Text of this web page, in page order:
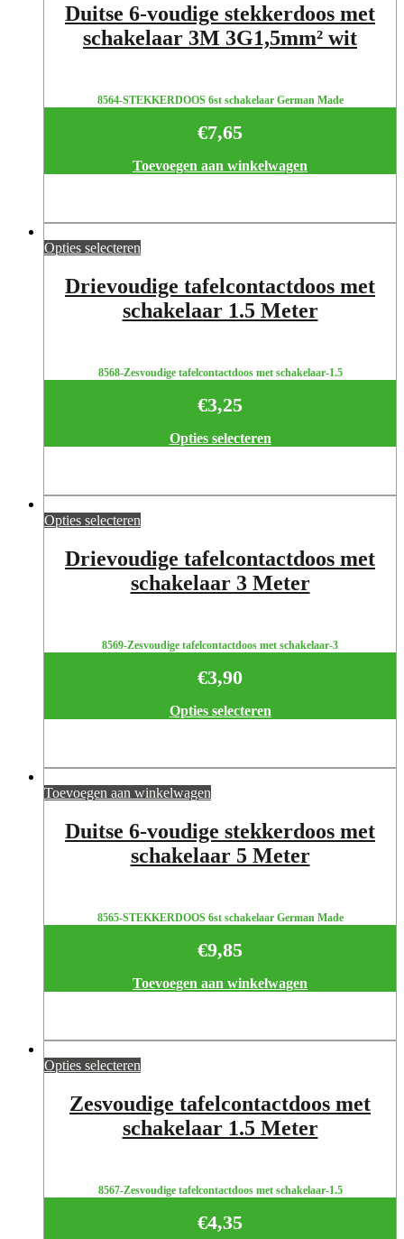
Duitse 6-voudige stekkerdoos met
schakelaar 3M 3G1,5mm² wit
8564-STEKKERDOOS 6st schakelaar German Made
€7,65
Toevoegen aan winkelwagen
Opties selecteren
Drievoudige tafelcontactdoos met
schakelaar 1.5 Meter
8568-Zesvoudige tafelcontactdoos met schakelaar-1.5
€3,25
Opties selecteren
Opties selecteren
Drievoudige tafelcontactdoos met
schakelaar 3 Meter
8569-Zesvoudige tafelcontactdoos met schakelaar-3
€3,90
Opties selecteren
Toevoegen aan winkelwagen
Duitse 6-voudige stekkerdoos met
schakelaar 5 Meter
8565-STEKKERDOOS 6st schakelaar German Made
€9,85
Toevoegen aan winkelwagen
Opties selecteren
Zesvoudige tafelcontactdoos met
schakelaar 1.5 Meter
8567-Zesvoudige tafelcontactdoos met schakelaar-1.5
€4,35